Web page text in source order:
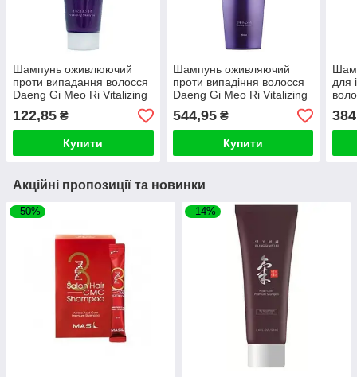
Шампунь оживлюючий
проти випадання волосся
Daeng Gi Meo Ri Vitalizing
Shampoo 50ml
122,85 ₴
Купити
Шампунь оживляючий
проти випадіння волосся
Daeng Gi Meo Ri Vitalizing
Shampoo (#500ml)
544,95₴
Купити
для
Акційні пропозиції та новинки
–50% –14%